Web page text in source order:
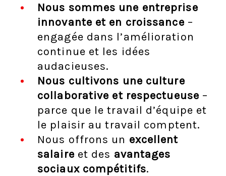
Nous sommes une entreprise
innovante et en croissance –
engagée dans l’amélioration
continue et les idées
audacieuses.
Nous cultivons une culture
collaborative et respectueuse –
parce que le travail d’équipe et
le plaisir au travail comptent.
Nous offrons un excellent
salaire et des avantages
sociaux compétitifs.